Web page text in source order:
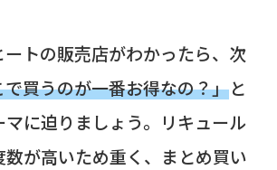
トの販売店がわかったら、次
で買うのが一番お得なの？」と
に迫りましょう。リキュール
数が高いため重く、まとめ買い